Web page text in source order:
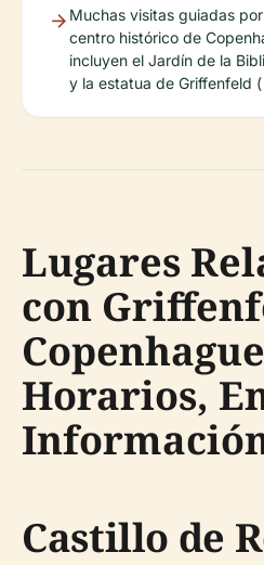
Muchas visitas guiadas
centro histórico de
incluyen el Jardín de la
y la estatua de Griffenfeld (
Lugares
con
Horarios,
Castillo de